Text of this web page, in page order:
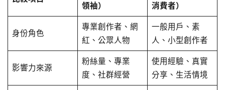
領袖）
消費者）
身份角色
專業創作者、網
紅、公眾人物
一般用戶、素
人、小型創作者
影響力來源
粉絲量、專業
度、社群經營
使用經驗、真實
分享、生活情境